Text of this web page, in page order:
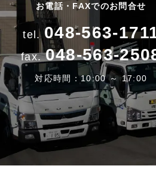
お電話・FAXでのお問合せ
tel.048-563-
fax.048-563-
対応時間：10:00 ～ 17:00